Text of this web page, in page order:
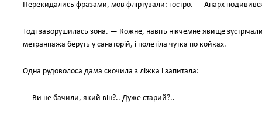
Перекидались фразами, мов фліртували: гостро. — Анарх
Тоді заворушилась зона. — Кожне, навіть нікчемне явище
метранпажа беруть у санаторій, і полетіла чутка по койках.
Одна рудоволоса дама скочила з ліжка і запитала:
— Ви не бачили, який він?.. Дуже старий?..